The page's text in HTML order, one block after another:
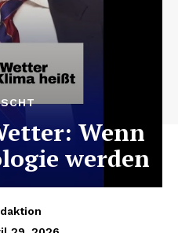
Wenn
werden